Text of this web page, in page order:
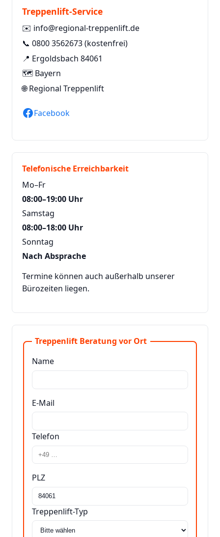
Treppenlift-Service
✉️ info@regional-treppenlift.de
📞 0800 3562673(kostenfrei)
📍 Ergoldsbach 84061
🗺️ Bayern
🌐Regional Treppenlift
Facebook
Telefonische Erreichbarkeit
Mo–Fr
08:00–19:00 Uhr
Samstag
08:00–18:00 Uhr
Sonntag
Nach Absprache
Termine können auch außerhalb unserer
Bürozeiten liegen.
Treppenlift Beratung vor Ort
Name
E-Mail
Telefon
PLZ
Treppenlift-Typ